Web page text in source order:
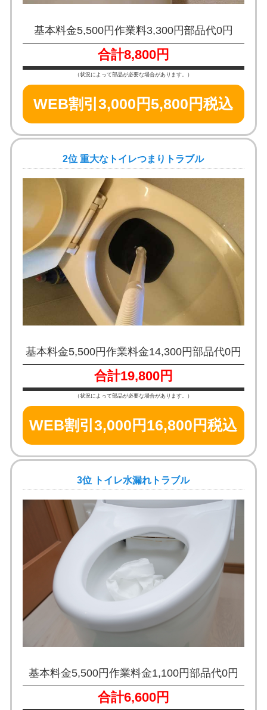
基本料金5,500円作業料3,300円部品代0円
合計8,800円
（状況によって部品が必要な場合があります。）
WEB割引3,000円5,800円税込
2位 重大なトイレつまりトラブル
基本料金5,500円作業料金14,300円部品代0円
合計19,800円
（状況によって部品が必要な場合があります。）
WEB割引3,000円16,800円税込
3位 トイレ水漏れトラブル
基本料金5,500円作業料金1,100円部品代0円
合計6,600円